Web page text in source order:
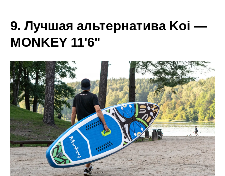
9. Лучшая альтернатива Koi —
MONKEY 11'6"